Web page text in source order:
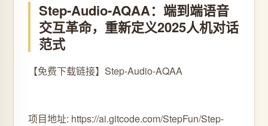
Step-Audio-AQAA：端到端语音
交互革命，重新定义2025人机对话
范式
【免费下载链接】Step-Audio-AQAA
项目地址: https://ai.gitcode.com/StepFun/Step-